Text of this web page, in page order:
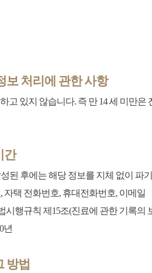
보 처리에 관한 사항
고 있지 않습니다. 즉 만 14 세 미만
간
된 후에는 해당 정보를 지체 없이
택 전화번호, 휴대전화번호, 이메일
행규칙 제15조(진료에 관한 기록의
년
방법